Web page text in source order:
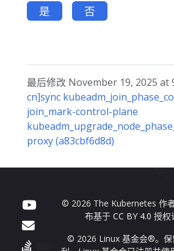
是 否
最后修改 November 19, 2025 at
cn]sync
join_mark-control-plane
proxy (a83cbf6d8d)
© 2026 The Kubernetes 作
布基于CC BY 4.0 授权
© 2026 Linux 基金会®。保